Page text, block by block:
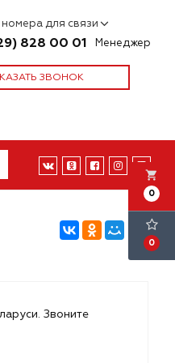
для связи
828 00 01 Менеджер
ЗВОНОК
local_grocery_store
0
0
Звоните